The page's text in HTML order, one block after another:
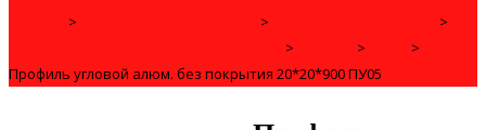
> >
>
> >
>
Профиль угловой алюм. без покрытия 20*20*900 ПУ05